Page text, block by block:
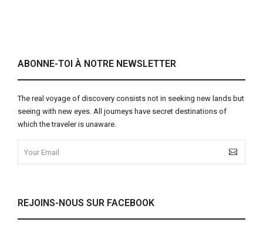
ABONNE-TOI À NOTRE NEWSLETTER
The real voyage of discovery consists not in seeking new lands but
seeing with new eyes. All journeys have secret destinations of
which the traveler is unaware.
REJOINS-NOUS SUR FACEBOOK